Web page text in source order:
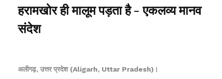
हरामखोर ही मालूम पड़ता है - एकलव्य मानव
संदेश
अलीगढ़, उत्तर प्रदेश (Aligarh, Uttar Pradesh)।